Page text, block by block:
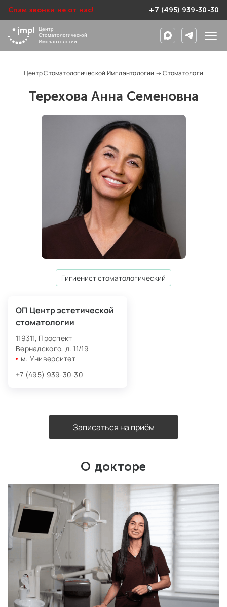
Спам звонки не от нас! +7 (495) 939-30-30
Центр
Стоматологической
Имплантологии
Центр Стоматологической Имплантологии →Стоматологи
Терехова Анна Семеновна
гигиенист стоматологический
ОП Центр эстетической
стоматологии
119311, Проспект
Вернадского, д. 11/19
м. Университет
+7 (495) 939-30-30
Записаться на приём
О докторе